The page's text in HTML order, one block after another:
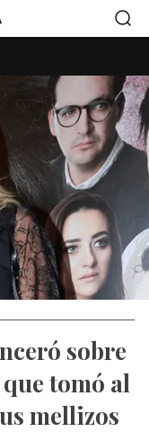
sobre
tomó al
mellizos